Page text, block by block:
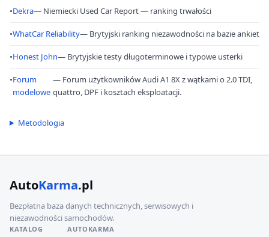
•Dekra— Niemiecki Used Car Report — ranking trwałości
•WhatCar Reliability— Brytyjski ranking niezawodności na bazie ankiet
•Honest John— Brytyjskie testy długoterminowe i typowe usterki
•Forum
modelowe
— Forum użytkowników Audi A1 8X z wątkami o 2.0 TDI,
quattro, DPF i kosztach eksploatacji.
Metodologia
AutoKarma.pl
Bezpłatna baza danych technicznych, serwisowych i
niezawodności samochodów.
KATALOG AUTOKARMA